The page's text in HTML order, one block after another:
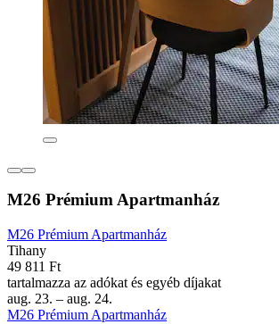
M26 Prémium Apartmanház
M26 Prémium Apartmanház
Tihany
49 811 Ft
tartalmazza az adókat és egyéb díjakat
aug. 23. – aug. 24.
M26 Prémium Apartmanház